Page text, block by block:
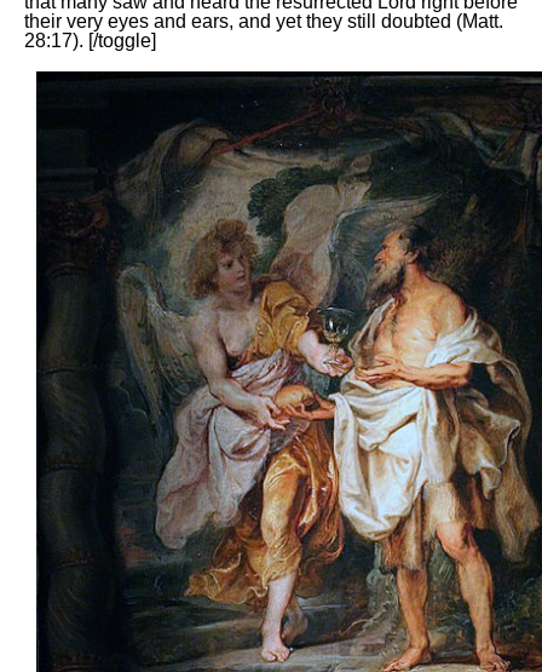
their very eyes and ears, and yet they still doubted (Matt.
28:17). [/toggle]